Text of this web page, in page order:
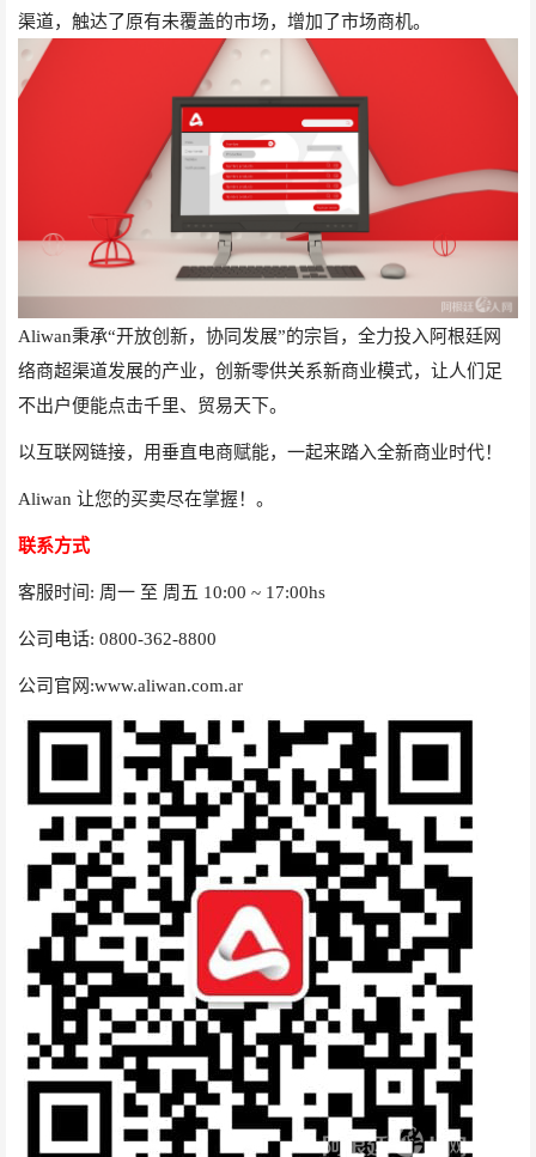
渠道，触达了原有未覆盖的市场，增加了市场商机。
Aliwan秉承“开放创新，协同发展”的宗旨，全力投入阿根廷网
络商超渠道发展的产业，创新零供关系新商业模式，让人们足
不出户便能点击千里、贸易天下。
以互联网链接，用垂直电商赋能，一起来踏入全新商业时代！
Aliwan 让您的买卖尽在掌握！。
联系方式
客服时间 : 周一 至 周五 10:00 ~ 17:00hs
公司电话: 0800-362-8800
公司官网 :www.aliwan.com.ar